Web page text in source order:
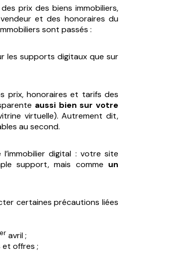
prix des biens immobiliers,
et des honoraires du
sont passés :
les supports digitaux que sur
prix, honoraires et tarifs des
aussi bien sur votre
virtuelle). Autrement dit,
au second.
digital : votre site
support, mais comme un
certaines précautions liées
er avril ;
et offres ;